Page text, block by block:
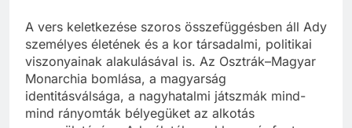
A vers keletkezése szoros összefüggésben áll Ady
személyes életének és a kor társadalmi, politikai
viszonyainak alakulásával is. Az Osztrák–Magyar
Monarchia bomlása, a magyarság
identitásválsága, a nagyhatalmi játszmák mind-
mind rányomták bélyegüket az alkotás